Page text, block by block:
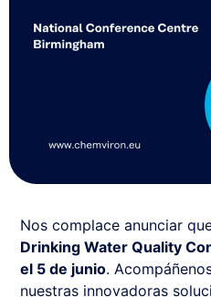
Nos complace anunciar
Drinking Water Quality
el 5 de junio.
nuestras innovadoras